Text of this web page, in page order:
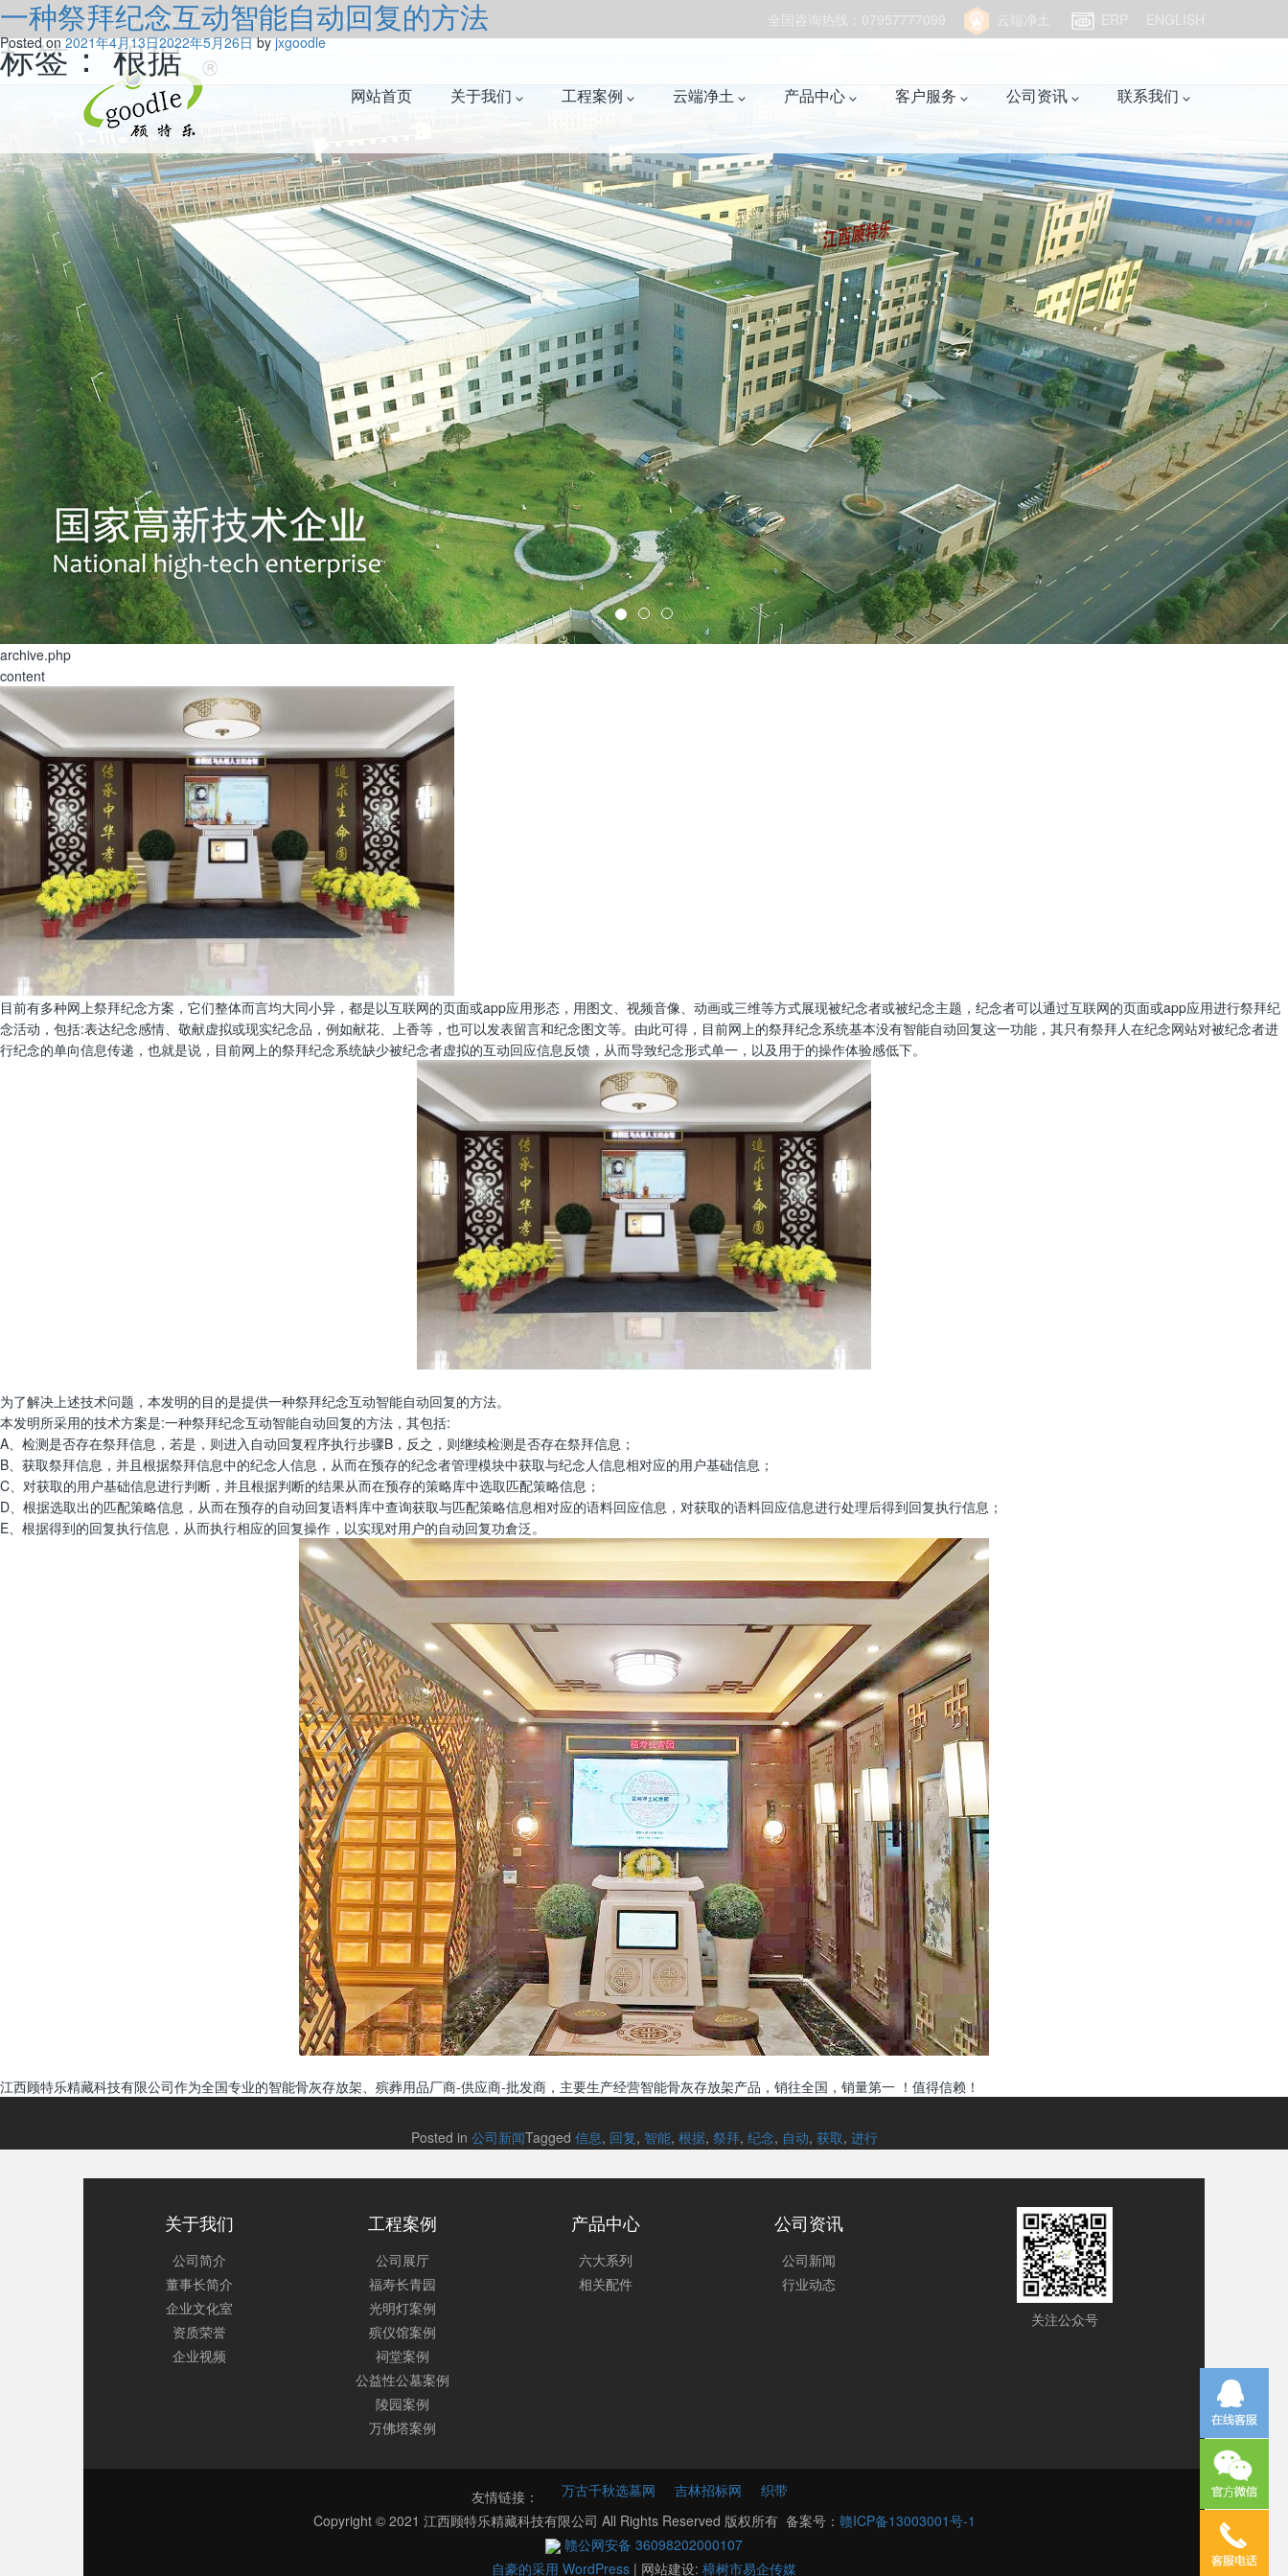
欢迎访问江西顾特乐精藏科技有限公司官方网站！ 全国咨询热线：07957777099 云端净土 ERP ENGLISH
网站首页 关于我们 工程案例 云端净土 产品中心 客户服务 公司资讯 联系我们
archive.php
标签：根据
content
一种祭拜纪念互动智能自动回复的方法
Posted on2021年4月13日2022年5月26日byjxgoodle
目前有多种网上祭拜纪念方案，它们整体而言均大同小异，都是以互联网的页面或app应用形态，用图文、视频音像、动画或三维等方式展现被纪念者或被纪念主题，纪念者可以通过互联网的页面或app应用进行祭拜纪
念活动，包括:表达纪念感情、敬献虚拟或现实纪念品，例如献花、上香等，也可以发表留言和纪念图文等。由此可得，目前网上的祭拜纪念系统基本没有智能自动回复这一功能，其只有祭拜人在纪念网站对被纪念者进
行纪念的单向信息传递，也就是说，目前网上的祭拜纪念系统缺少被纪念者虚拟的互动回应信息反馈，从而导致纪念形式单一，以及用于的操作体验感低下。
为了解决上述技术问题，本发明的目的是提供一种祭拜纪念互动智能自动回复的方法。
本发明所采用的技术方案是:一种祭拜纪念互动智能自动回复的方法，其包括:
A、检测是否存在祭拜信息，若是，则进入自动回复程序执行步骤B，反之，则继续检测是否存在祭拜信息；
B、获取祭拜信息，并且根据祭拜信息中的纪念人信息，从而在预存的纪念者管理模块中获取与纪念人信息相对应的用户基础信息；
C、对获取的用户基础信息进行判断，并且根据判断的结果从而在预存的策略库中选取匹配策略信息；
D、根据选取出的匹配策略信息，从而在预存的自动回复语料库中查询获取与匹配策略信息相对应的语料回应信息，对获取的语料回应信息进行处理后得到回复执行信息；
E、根据得到的回复执行信息，从而执行相应的回复操作，以实现对用户的自动回复功倉泛。
江西顾特乐精藏科技有限公司作为全国专业的智能骨灰存放架、殡葬用品厂商-供应商-批发商，主要生产经营智能骨灰存放架产品，销往全国，销量第一 ！值得信赖！
Posted in 公司新闻Tagged 信息, 回复, 智能, 根据, 祭拜, 纪念, 自动, 获取, 进行
关于我们
公司简介
董事长简介
企业文化室
资质荣誉
企业视频
工程案例
公司展厅
福寿长青园
光明灯案例
殡仪馆案例
祠堂案例
公益性公墓案例
陵园案例
万佛塔案例
产品中心
六大系列
相关配件
公司资讯
公司新闻
行业动态
关注公众号
友情链接： 万古千秋选墓网 吉林招标网
织带
Copyright © 2021 江西顾特乐精藏科技有限公司 All Rights Reserved 版权所有 备案号： 赣ICP备13003001号-1
赣公网安备 36098202000107
自豪的采用 WordPress | 网站建设: 樟树市易企传媒